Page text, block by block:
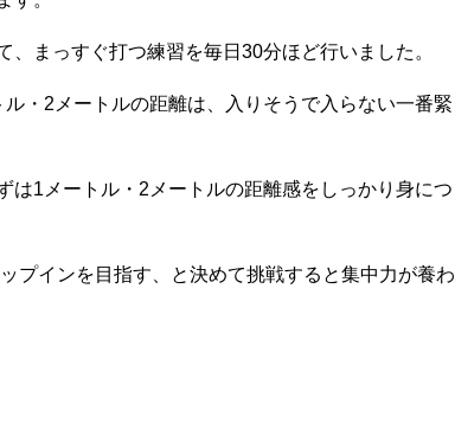
まっすぐ打つ練習を毎日30分ほど行いました。
・2メートルの距離は、入りそうで入らない一番緊
は1メートル・2メートルの距離感をしっかり身につ
プインを目指す、と決めて挑戦すると集中力が養わ